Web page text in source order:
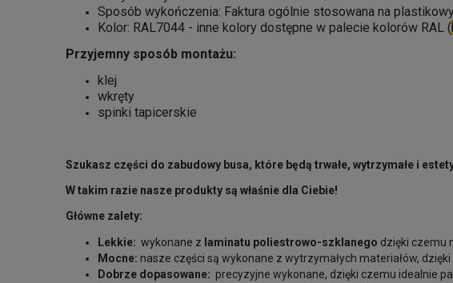
Sposób wykończenia: Faktura ogólnie stosowana na
Kolor: RAL7044 - inne kolory dostępne w palecie kolorów RAL (
Przyjemny sposób montażu:
klej
wkręty
spinki tapicerskie
Szukasz części do zabudowy busa, które będą trwałe, wytrzymałe i
W takim razie nasze produkty są właśnie dla Ciebie!
Główne zalety:
Lekkie: wykonane z laminatu poliestrowo-szklanego dzięki czemu
Mocne: nasze części są wykonane z wytrzymałych materiałów,
Dobrze dopasowane: precyzyjne wykonane, dzięki czemu idealnie